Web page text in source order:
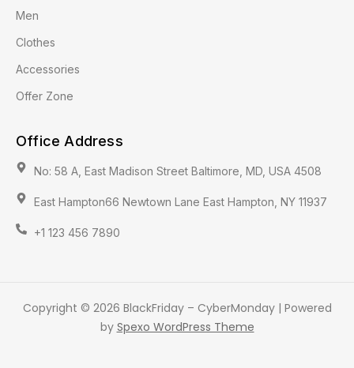
Men
Clothes
Accessories
Offer Zone
Office Address
No: 58 A, East Madison Street Baltimore, MD, USA 4508
East Hampton66 Newtown Lane East Hampton, NY 11937
+1 123 456 7890
Copyright © 2026 BlackFriday – CyberMonday | Powered
by Spexo WordPress Theme